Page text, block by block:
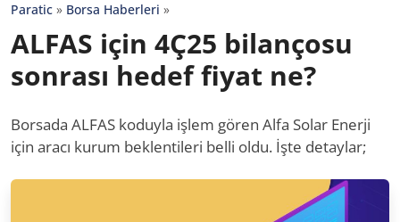
Paratic » Borsa Haberleri »
ALFAS için 4Ç25 bilançosu
sonrası hedef fiyat ne?
Borsada ALFAS koduyla işlem gören Alfa Solar Enerji
için aracı kurum beklentileri belli oldu. İşte detaylar;